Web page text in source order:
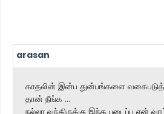
arasan
காதலின் இன்ப துன்பங்களை
தான் நீங்க ...
நல்லா வந்திருக்கு இந்த படைப்பு என்